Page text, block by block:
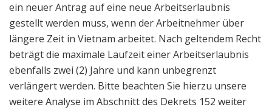
ein neuer Antrag auf eine neue Arbeitserlaubnis
gestellt werden muss, wenn der Arbeitnehmer über
längere Zeit in Vietnam arbeitet. Nach geltendem Recht
beträgt die maximale Laufzeit einer Arbeitserlaubnis
ebenfalls zwei (2) Jahre und kann unbegrenzt
verlängert werden. Bitte beachten Sie hierzu unsere
weitere Analyse im Abschnitt des Dekrets 152 weiter